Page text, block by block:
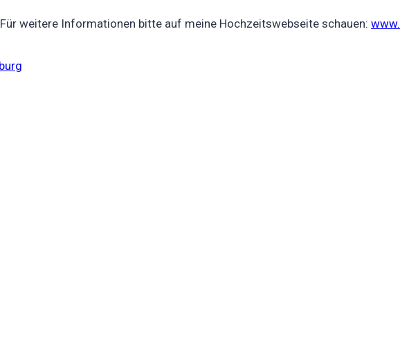
Für weitere Informationen bitte auf meine Hochzeitswebseite schauen: